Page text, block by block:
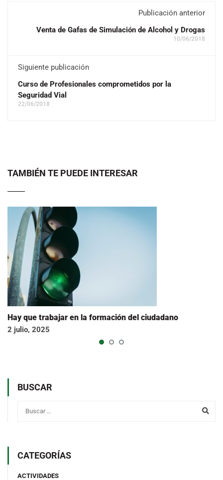
Publicación anterior
Venta de Gafas de Simulación de Alcohol y Drogas
10/06/2018
Siguiente publicación
Curso de Profesionales comprometidos por la
Seguridad Vial
22/06/2018
TAMBIÉN TE PUEDE INTERESAR
Hay que trabajar en la formación del ciudadano
2 julio, 2025
BUSCAR
CATEGORÍAS
ACTIVIDADES